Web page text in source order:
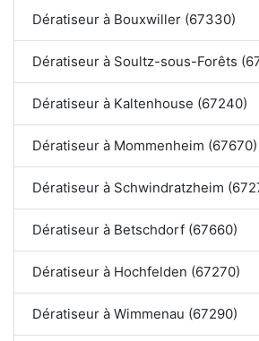
Dératiseur à Bouxwiller (67330)
Dératiseur à Soultz-sous-Forêts
Dératiseur à Kaltenhouse (67240)
Dératiseur à Mommenheim (67670)
Dératiseur à Schwindratzheim
Dératiseur à Betschdorf (67660)
Dératiseur à Hochfelden (67270)
Dératiseur à Wimmenau (67290)